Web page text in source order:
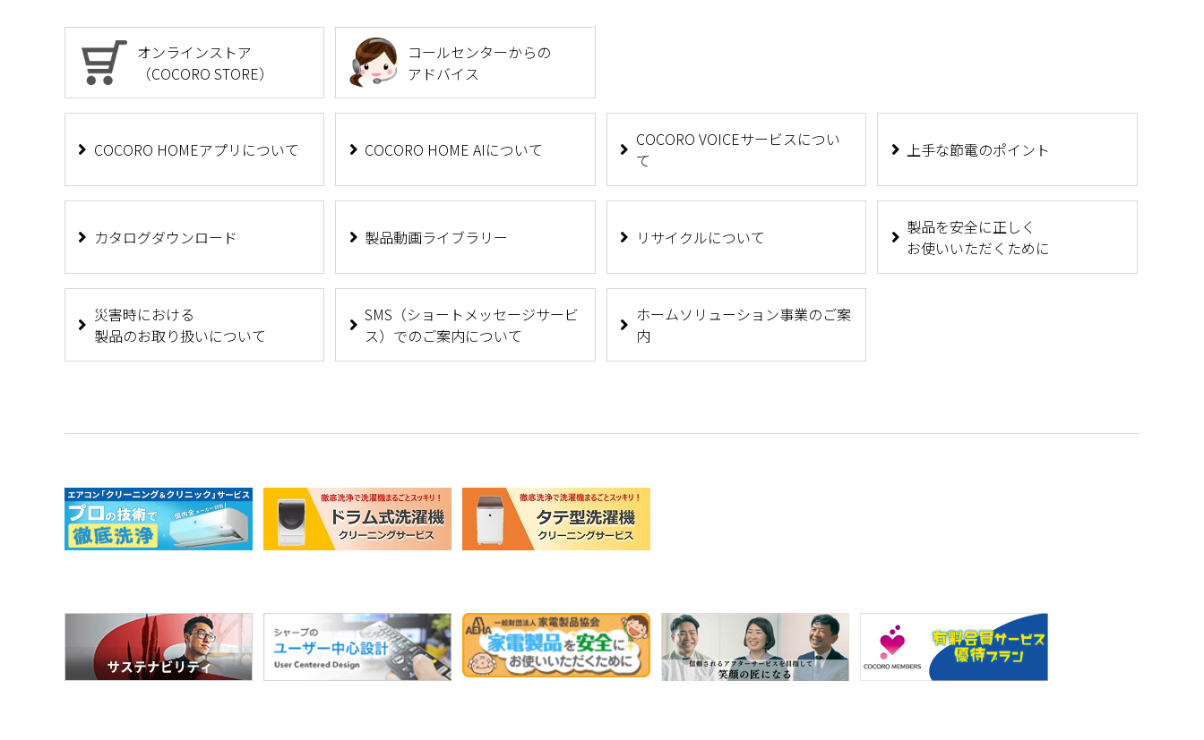
オンラインストア
（COCORO STORE）
コールセンターからの
アドバイス
COCORO HOMEアプリについて COCORO HOME AIについて
COCORO VOICEサービスについ
て
上手な節電のポイント
カタログダウンロード 製品動画ライブラリー リサイクルについて
製品を安全に正しく
お使いいただくために
災害時における
製品のお取り扱いについて
SMS（ショートメッセージサービ
ス）でのご案内について
ホームソリューション事業のご案
内